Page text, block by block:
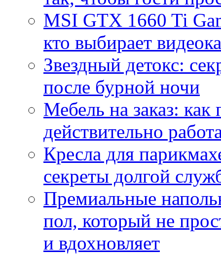
MSI GTX 1660 Ti
кто выбирает
Звездный детокс:
после бурной ночи
Мебель на заказ:
действительно
Кресла для
секреты долгой
Премиальные
пол, который не
и вдохновляет